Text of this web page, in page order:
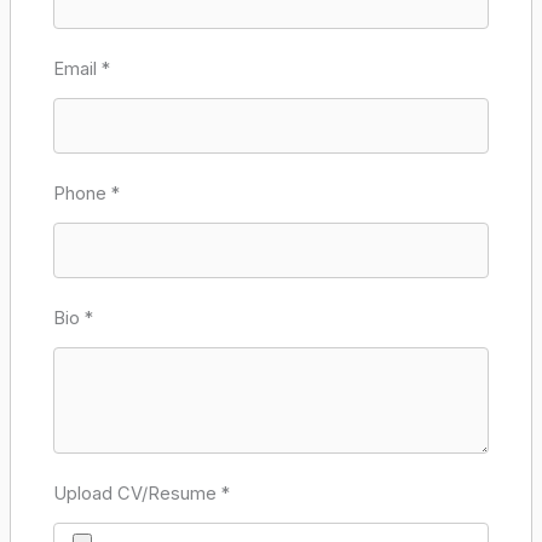
Email *
Phone *
Bio *
Upload CV/Resume *